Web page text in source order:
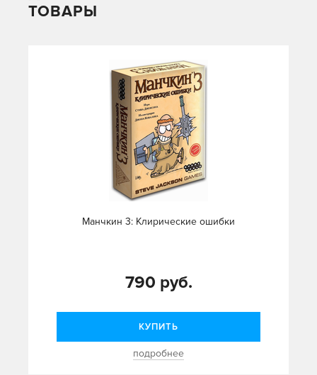
ТОВАРЫ
Манчкин 3: Клирические ошибки
790 руб.
КУПИТЬ
подробнее